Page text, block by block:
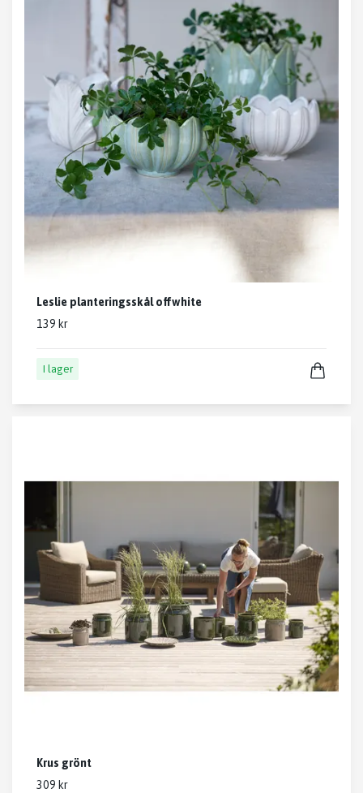
Leslie planteringsskål offwhite
139 kr
I lager
Krus grönt
309 kr